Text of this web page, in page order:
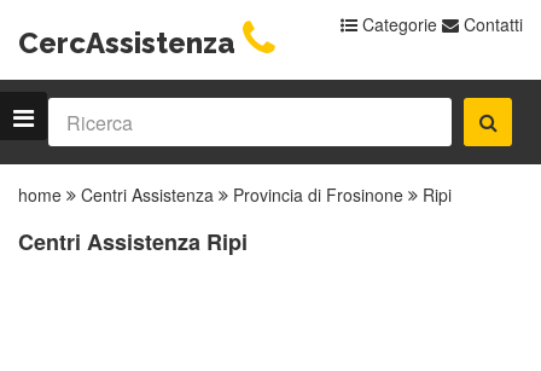
CercAssistenza
Categorie Contatti
home Centri Assistenza Provincia di Frosinone Ripi
Centri Assistenza Ripi